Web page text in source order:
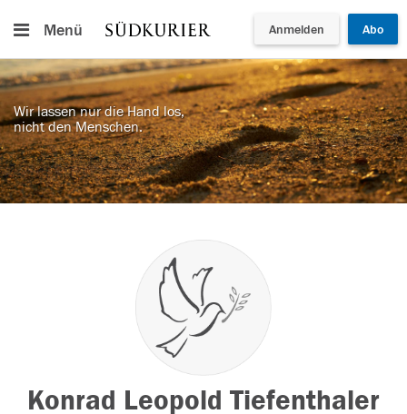
Menü Anmelden Abo
Wir lassen nur die Hand los,
nicht den Menschen.
Konrad Leopold Tiefenthaler